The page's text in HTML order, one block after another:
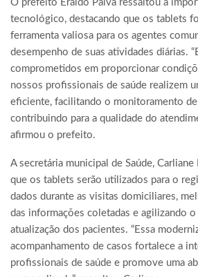
O prefeito Eraldo Paiva ressaltou a
tecnológico, destacando que os tablets
ferramenta valiosa para os agentes
desempenho de suas atividades diárias.
comprometidos em proporcionar
nossos profissionais de saúde realizem
eficiente, facilitando o monitoramento
contribuindo para a qualidade do
afirmou o prefeito.
A secretária municipal de Saúde,
que os tablets serão utilizados para o
dados durante as visitas domiciliares,
das informações coletadas e agilizando
atualização dos pacientes. “Essa
acompanhamento de casos fortalece a
profissionais de saúde e promove uma